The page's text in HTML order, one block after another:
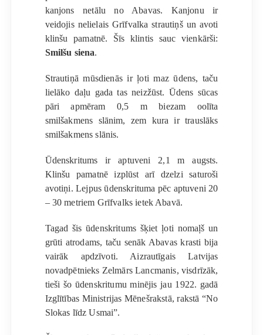
kanjons netālu no Abavas. Kanjonu ir
veidojis nelielais Grīfvalka strautiņš un avoti
klinšu pamatnē. Šīs klintis sauc vienkārši:
Smilšu siena.
Strautiņā mūsdienās ir ļoti maz ūdens, taču
lielāko daļu gada tas neizžūst. Ūdens sūcas
pāri apmēram 0,5 m biezam oolīta
smilšakmens slānim, zem kura ir trauslāks
smilšakmens slānis.
Ūdenskritums ir aptuveni 2,1 m augsts.
Klinšu pamatnē izplūst arī dzelzi saturoši
avotiņi. Lejpus ūdenskrituma pēc aptuveni 20
– 30 metriem Grīfvalks ietek Abavā.
Tagad šis ūdenskritums šķiet ļoti nomaļš un
grūti atrodams, taču senāk Abavas krasti bija
vairāk apdzīvoti. Aizrautīgais Latvijas
novadpētnieks Zelmārs Lancmanis, visdrīzāk,
tieši šo ūdenskritumu minējis jau 1922. gadā
Izglītības Ministrijas Mēnešrakstā, rakstā “No
Slokas līdz Usmai”.